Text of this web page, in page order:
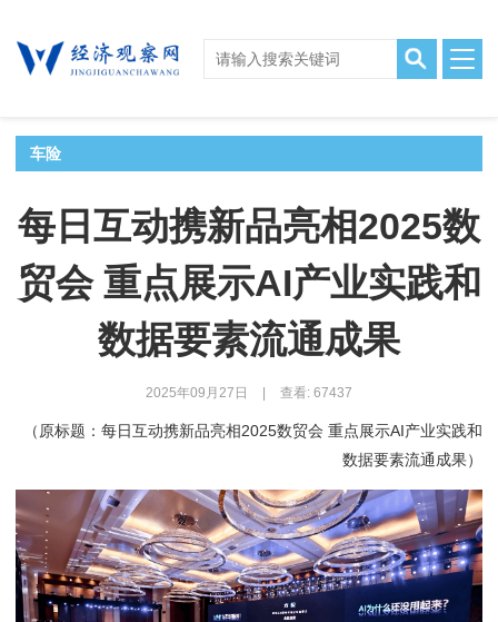
车险
每日互动携新品亮相2025数
贸会 重点展示AI产业实践和
数据要素流通成果
2025年09月27日 查看: 67437
（原标题：每日互动携新品亮相2025数贸会 重点展示AI产业实践和
数据要素流通成果）